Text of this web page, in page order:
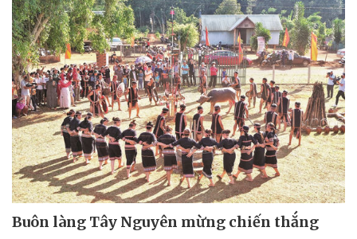
Buôn làng Tây Nguyên mừng chiến thắng